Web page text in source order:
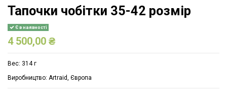
Тапочки чобітки 35-42 розмір
Є в наявності
4 500,00 ₴
Вес: 314 г
Виробництво: Artraid, Європа